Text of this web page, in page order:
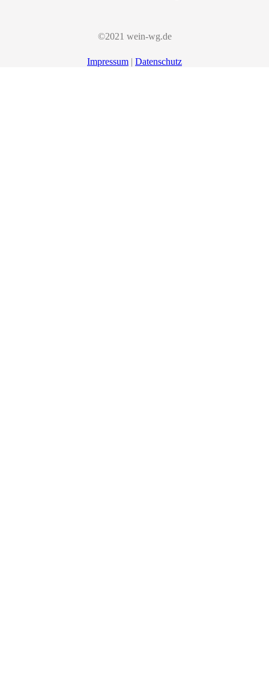
©2021 wein-wg.de
Impressum | Datenschutz